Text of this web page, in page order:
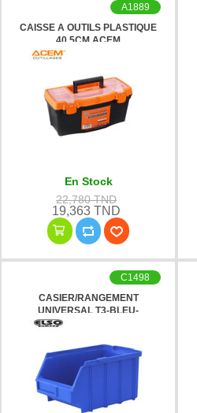
CAISSE A OUTILS PLASTIQUE
40.5CM ACEM
A1889
En Stock
22,780 TND
19,363 TND
CASIER/RANGEMENT
UNIVERSAL T3-BLEU-
C1498